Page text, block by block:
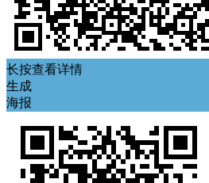
长按查看详情
生成
海报